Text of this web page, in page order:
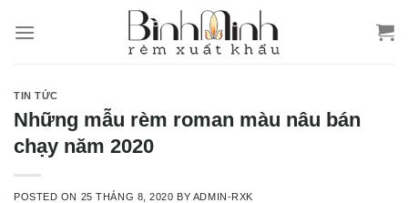
TIN TỨC
Những mẫu rèm roman màu nâu bán
chạy năm 2020
POSTED ON 25 THÁNG 8, 2020 BY ADMIN-RXK